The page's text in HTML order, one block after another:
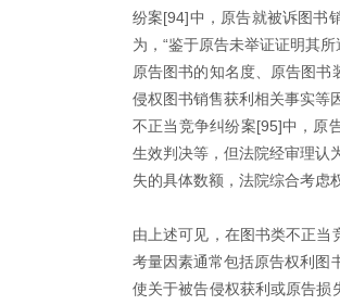
纷案[94]中，原告就被诉图书
为，“鉴于原告未举证证明其
原告图书的知名度、原告图
侵权图书销售获利相关事实等
不正当竞争纠纷案[95]中，原
生效判决等，但法院经审理认
失的具体数额，法院综合考虑
由上述可见，在图书类不正当
考量因素通常包括原告权利图
使关于被告侵权获利或原告损